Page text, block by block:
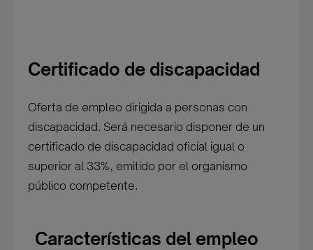
Certificado de discapacidad
Oferta de empleo dirigida a personas con
discapacidad. Será necesario disponer de un
certificado de discapacidad oficial igual o
superior al 33%, emitido por el organismo
público competente.
Características del empleo